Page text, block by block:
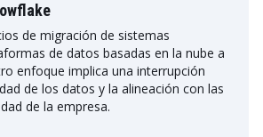
de migración de sistemas
de datos basadas en la nube a
enfoque implica una interrupción
de los datos y la alineación con las
de la empresa.